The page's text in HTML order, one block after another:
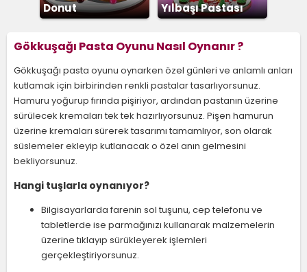
Donut Yılbaşı Pastası
Gökkuşağı Pasta Oyunu Nasıl Oynanır ?
Gökkuşağı pasta oyunu oynarken özel günleri ve anlamlı anları
kutlamak için birbirinden renkli pastalar tasarlıyorsunuz.
Hamuru yoğurup fırında pişiriyor, ardından pastanın üzerine
sürülecek kremaları tek tek hazırlıyorsunuz. Pişen hamurun
üzerine kremaları sürerek tasarımı tamamlıyor, son olarak
süslemeler ekleyip kutlanacak o özel anın gelmesini
bekliyorsunuz.
Hangi tuşlarla oynanıyor?
Bilgisayarlarda farenin sol tuşunu, cep telefonu ve
tabletlerde ise parmağınızı kullanarak malzemelerin
üzerine tıklayıp sürükleyerek işlemleri
gerçekleştiriyorsunuz.